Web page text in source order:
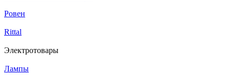
Ровен
Rittal
Электротовары
Лампы